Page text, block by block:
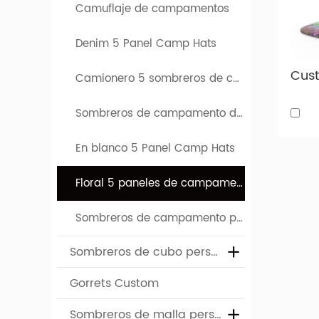
A
Camuflaje de campamentos
Denim 5 Panel Camp Hats
Camionero 5 sombreros de campamento de panel
Sombreros de campamento de 5 paneles bordados
En blanco 5 Panel Camp Hats
Floral 5 paneles de campamento para campamentos
Sombreros de campamento para hombres 5 para hombre
Sombreros de cubo personalizados
Gorrets Custom
Sombreros de malla personalizados